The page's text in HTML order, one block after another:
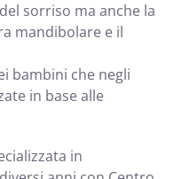
sorriso ma anche la
mandibolare e il
bambini che negli
in base alle
in